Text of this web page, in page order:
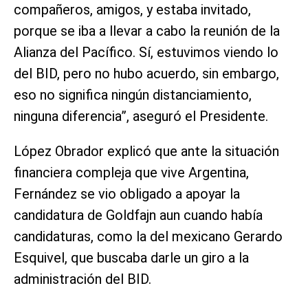
compañeros, amigos, y estaba invitado,
porque se iba a llevar a cabo la reunión de la
Alianza del Pacífico. Sí, estuvimos viendo lo
del BID, pero no hubo acuerdo, sin embargo,
eso no significa ningún distanciamiento,
ninguna diferencia”, aseguró el Presidente.
López Obrador explicó que ante la situación
financiera compleja que vive Argentina,
Fernández se vio obligado a apoyar la
candidatura de Goldfajn aun cuando había
candidaturas, como la del mexicano Gerardo
Esquivel, que buscaba darle un giro a la
administración del BID.